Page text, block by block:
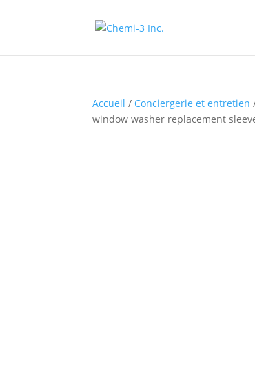
Accueil / Conciergerie et entretien
window washer replacement